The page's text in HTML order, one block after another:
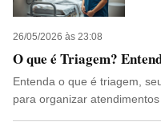
26/05/2026 às 23:08
O que é Triagem?
Entenda o que é triagem,
para organizar